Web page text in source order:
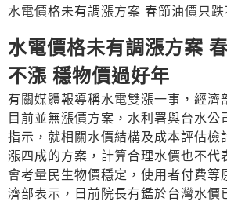
水電價格未有調漲方案 春節油價只
水電價格未有調漲方案
不漲 穩物價過好年
有關媒體報導稱水電雙漲一事，經濟
目前並無漲價方案，水利署與台水公
指示，就相關水價結構及成本評估檢
漲四成的方案，計算合理水價也不代
會考量民生物價穩定，使用者付費等
濟部表示，日前院長有鑑於台灣水價